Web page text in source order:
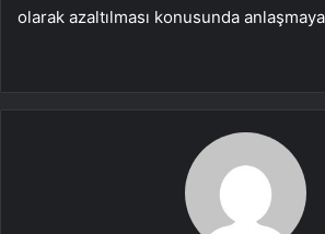
olarak azaltılması konusunda anlaşmaya